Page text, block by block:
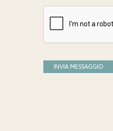
INVIA MESSAGGIO